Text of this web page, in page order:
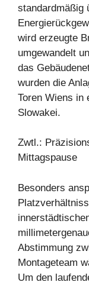
standardmäßig
wird erzeugte
umgewandelt
das
wurden die
Toren Wiens in
Slowakei.
Zwtl.:
Mittagspause
Besonders
Abstimmung
Montageteam
Um den